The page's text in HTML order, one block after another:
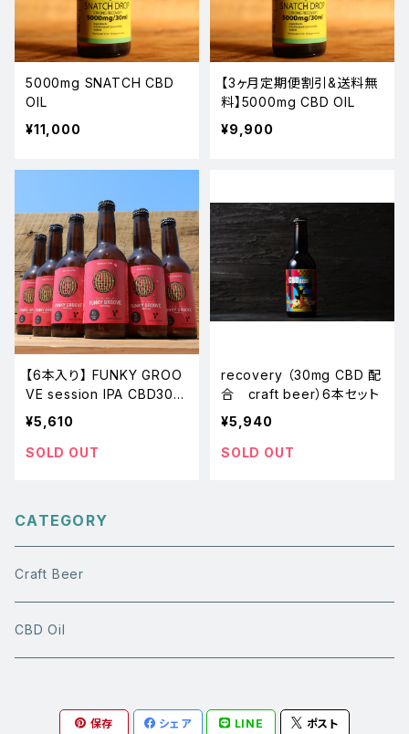
5000mg SNATCH CBD
OIL
¥11,000
【3ヶ月定期便割引&送料無
料】5000mg CBD OIL
¥9,900
【6本入り】 FUNKY GROO
VE session IPA CBD30m
g 【6本入り】
¥5,610
SOLD OUT
recovery （30mg CBD 配
合 craft beer）6本セット
¥5,940
SOLD OUT
CATEGORY
Craft Beer
CBD Oil
保存 シェア LINE ポスト